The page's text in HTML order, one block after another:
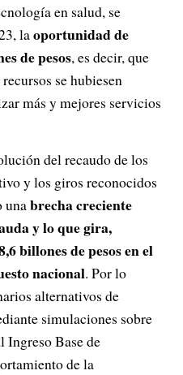
en salud, se
laoportunidad de
de pesos, es decir, que
se hubiesen
más y mejores servicios
del recaudo de los
y los giros reconocidos
unabrecha creciente
y lo que gira,
billones de pesos en el
nacional. Por lo
alternativos de
simulaciones sobre
Ingreso Base de
de la